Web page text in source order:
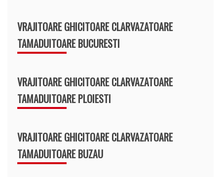
VRAJITOARE GHICITOARE CLARVAZATOARE
TAMADUITOARE BUCURESTI
VRAJITOARE GHICITOARE CLARVAZATOARE
TAMADUITOARE PLOIESTI
VRAJITOARE GHICITOARE CLARVAZATOARE
TAMADUITOARE BUZAU